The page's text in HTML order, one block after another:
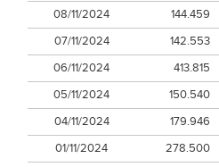
08/11/2024
144.459
07/11/2024
142.553
06/11/2024
413.815
05/11/2024
150.540
04/11/2024
179.946
01/11/2024
278.500